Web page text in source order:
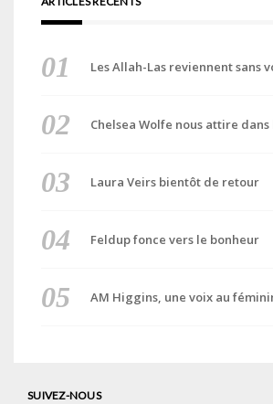
Les Allah-Las reviennent sans
Chelsea Wolfe nous attire dans
Laura Veirs bientôt de retour
Feldup fonce vers le bonheur
AM Higgins, une voix au
SUIVEZ-NOUS